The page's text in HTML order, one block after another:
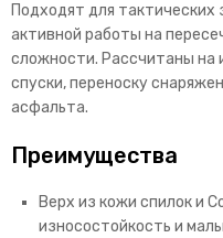
Подходят для тактических
активной работы на
сложности. Рассчитаны на
спуски, переноску
асфальта.
Преимущества
Верх из кожи спилок и
износостойкость и